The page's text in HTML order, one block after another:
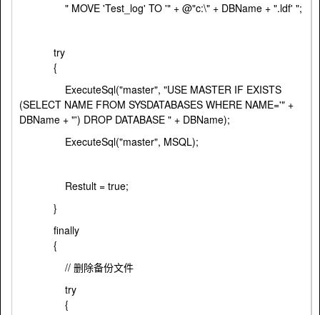
" MOVE 'Test_log' TO '" + @"c:\" + DBName + ".ldf' ";
try
{
ExecuteSql("master", "USE MASTER IF EXISTS
(SELECT NAME FROM SYSDATABASES WHERE NAME='" +
DBName + "') DROP DATABASE " + DBName);
ExecuteSql("master", MSQL);
Restult = true;
}
finally
{
// 删除备份文件
try
{